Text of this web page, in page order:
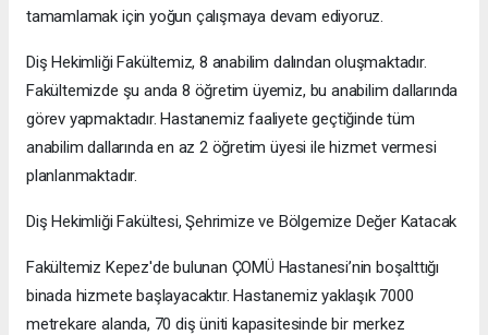
tamamlamak için yoğun çalışmaya devam ediyoruz.
Diş Hekimliği Fakültemiz, 8 anabilim dalından oluşmaktadır.
Fakültemizde şu anda 8 öğretim üyemiz, bu anabilim dallarında
görev yapmaktadır. Hastanemiz faaliyete geçtiğinde tüm
anabilim dallarında en az 2 öğretim üyesi ile hizmet vermesi
planlanmaktadır.
Diş Hekimliği Fakültesi, Şehrimize ve Bölgemize Değer Katacak
Fakültemiz Kepez'de bulunan ÇOMÜ Hastanesi’nin boşalttığı
binada hizmete başlayacaktır. Hastanemiz yaklaşık 7000
metrekare alanda, 70 diş üniti kapasitesinde bir merkez